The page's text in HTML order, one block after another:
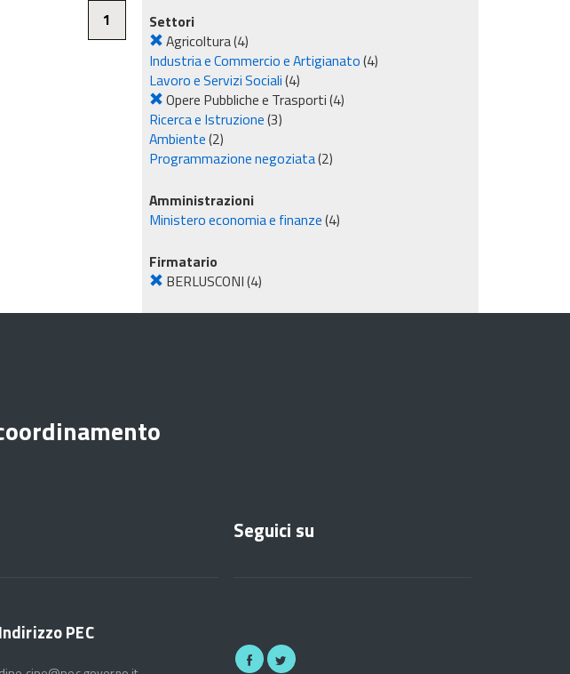
1
Settori
Agricoltura(4)
Industria e Commercio e Artigianato(4)
Lavoro e Servizi Sociali(4)
Opere Pubbliche e Trasporti(4)
Ricerca e Istruzione(3)
Ambiente(2)
Programmazione negoziata(2)
Amministrazioni
Ministero economia e finanze(4)
Firmatario
BERLUSCONI(4)
Indirizzo PEC
Seguici su